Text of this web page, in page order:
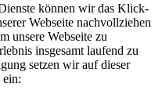
können wir das Klick-
Webseite nachvollziehen
unsere Webseite zu
insgesamt laufend zu
setzen wir auf dieser
ein: